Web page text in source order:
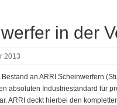
in der
2013
an ARRI Scheinwerfern
absoluten Industriestandard für
ARRI deckt hierbei den